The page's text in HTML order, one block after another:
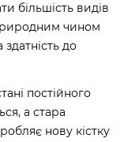
більшість видів
чином
здатність до
постійного
а стара
нову кістку